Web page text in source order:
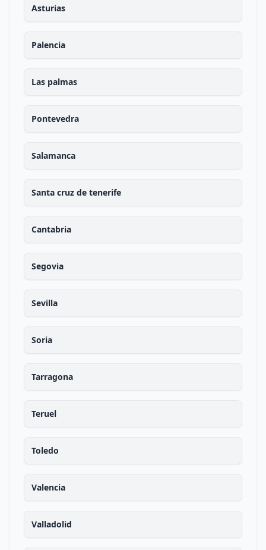
Asturias
Palencia
Las palmas
Pontevedra
Salamanca
Santa cruz de tenerife
Cantabria
Segovia
Sevilla
Soria
Tarragona
Teruel
Toledo
Valencia
Valladolid